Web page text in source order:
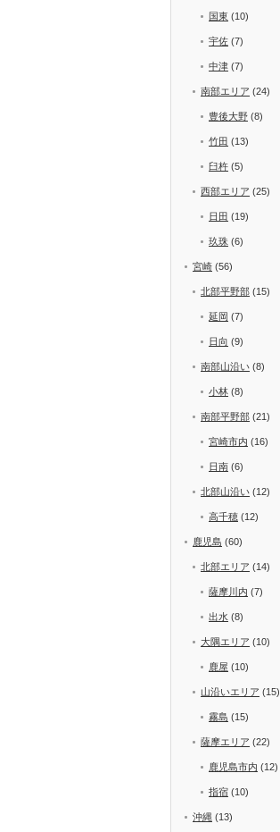
国東 (10)
宇佐 (7)
中津 (7)
南部エリア (24)
豊後大野 (8)
竹田 (13)
臼杵 (5)
西部エリア (25)
日田 (19)
玖珠 (6)
宮崎 (56)
北部平野部 (15)
延岡 (7)
日向 (9)
南部山沿い (8)
小林 (8)
南部平野部 (21)
宮崎市内 (16)
日南 (6)
北部山沿い (12)
高千穂 (12)
鹿児島 (60)
北部エリア (14)
薩摩川内 (7)
出水 (8)
大隅エリア (10)
鹿屋 (10)
山沿いエリア (15)
霧島 (15)
薩摩エリア (22)
鹿児島市内 (12)
指宿 (10)
沖縄 (13)